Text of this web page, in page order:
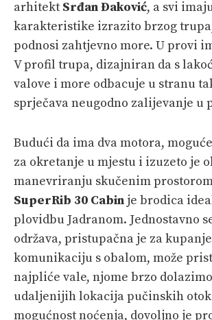
arhitekt Srđan Đaković, a svi
karakteristike izrazito brzog
podnosi zahtjevno more. U provi
V profil trupa, dizajniran da s
valove i more odbacuje u stranu
sprječava neugodno zalijevanje u
Budući da ima dva motora,
za okretanje u mjestu i izuzeto je
manevriranju skučenim
SuperRib 30 Cabin je brodica
plovidbu Jadranom. Jednostavno
održava, pristupačna je za
komunikaciju s obalom, može
najpliće vale, njome brzo
udaljenijih lokacija pučinskih
mogućnost noćenja, dovoljno je